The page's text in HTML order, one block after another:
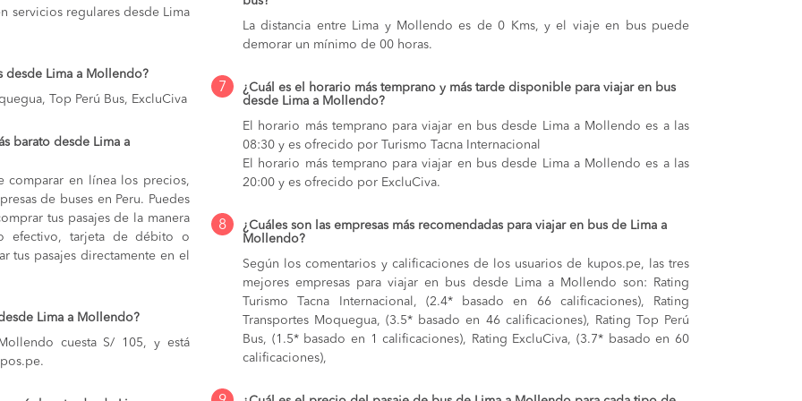
servicios regulares desde Lima
desde Lima a Mollendo?
Top Perú Bus, ExcluCiva
barato desde Lima a
comparar en línea los precios,
de buses en Peru. Puedes
tus pasajes de la manera
efectivo, tarjeta de débito o
tus pasajes directamente en el
Lima a Mollendo?
cuesta S/ 105, y está
La distancia entre Lima y Mollendo es de 0 Kms, y el viaje en bus puede
demorar un mínimo de 00 horas.
7
¿Cuál es el horario más temprano y más tarde disponible para viajar en bus
desde Lima a Mollendo?
El horario más temprano para viajar en bus desde Lima a Mollendo es a las
08:30 y es ofrecido por Turismo Tacna Internacional
El horario más temprano para viajar en bus desde Lima a Mollendo es a las
20:00 y es ofrecido por ExcluCiva.
8
¿Cuáles son las empresas más recomendadas para viajar en bus de Lima a
Mollendo?
Según los comentarios y calificaciones de los usuarios de kupos.pe, las tres
mejores empresas para viajar en bus desde Lima a Mollendo son: Rating
Turismo Tacna Internacional, (2.4* basado en 66 calificaciones), Rating
Transportes Moquegua, (3.5* basado en 46 calificaciones), Rating Top Perú
Bus, (1.5* basado en 1 calificaciones), Rating ExcluCiva, (3.7* basado en 60
calificaciones),